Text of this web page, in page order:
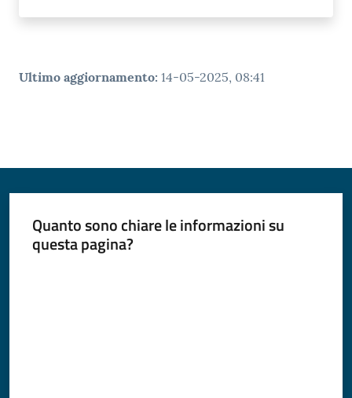
Ultimo aggiornamento: 14-05-2025, 08:41
Quanto sono chiare le informazioni su
questa pagina?